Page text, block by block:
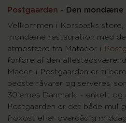
Postgaarden - Den mondæne
Velkommen i Korsbæks store,
mondæne restauration med
atmosfære fra Matador i
forføre af den
Maden i Postgaarden er
bedste råvarer og serveres,
30'ernes Danmark, - enkelt
Postgaarden er det både
frokost eller overdådig